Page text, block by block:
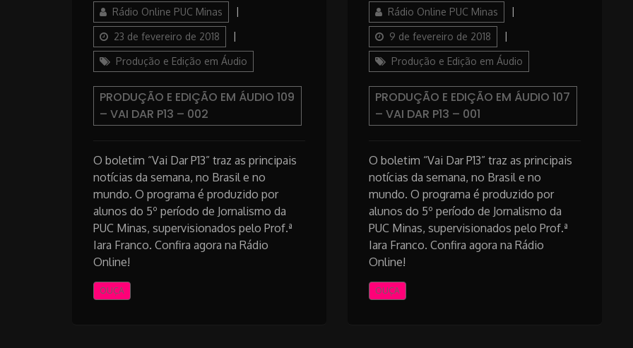
AuthorRádio Online PUC Minas
23 de fevereiro de 2018
Produção e Edição em Áudio
PRODUÇÃO E EDIÇÃO EM ÁUDIO 109
– VAI DAR P13 – 002
O boletim “Vai Dar P13” traz as principais
notícias da semana, no Brasil e no
mundo. O programa é produzido por
alunos do 5º período de Jornalismo da
PUC Minas, supervisionados pelo Prof.ª
Iara Franco. Confira agora na Rádio
Online!
OUÇA
AuthorRádio Online PUC Minas
9 de fevereiro de 2018
Produção e Edição em Áudio
PRODUÇÃO E EDIÇÃO EM ÁUDIO 107
– VAI DAR P13 – 001
O boletim “Vai Dar P13” traz as principais
notícias da semana, no Brasil e no
mundo. O programa é produzido por
alunos do 5º período de Jornalismo da
PUC Minas, supervisionados pelo Prof.ª
Iara Franco. Confira agora na Rádio
Online!
OUÇA